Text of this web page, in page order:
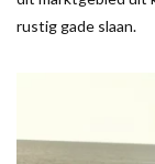
rustig gade slaan.